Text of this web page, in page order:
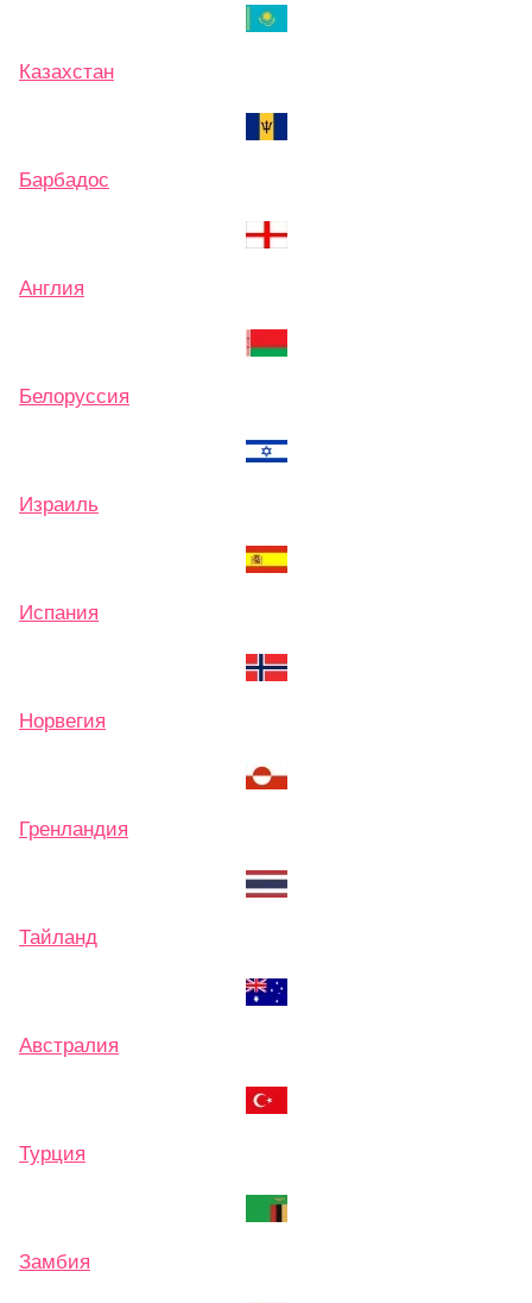
Казахстан
Барбадос
Англия
Белоруссия
Израиль
Испания
Норвегия
Гренландия
Тайланд
Австралия
Турция
Замбия